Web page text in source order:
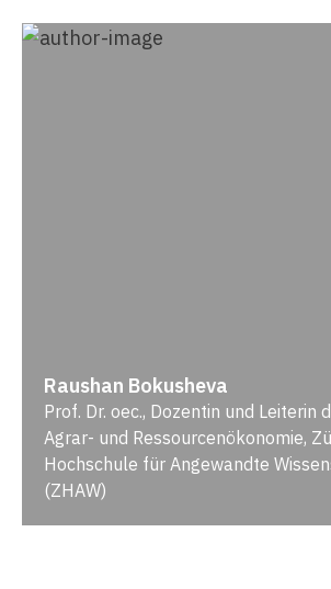
Raushan Bokusheva
Prof. Dr. oec., Dozentin und Leiterin
Agrar- und Ressourcenökonomie,
Hochschule für Angewandte
(ZHAW)